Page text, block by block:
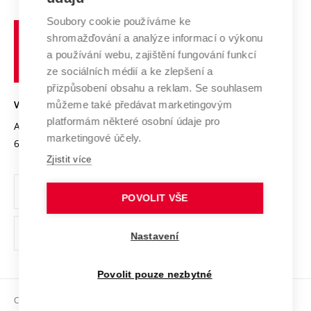
Systém zajišťování kvality výzkumu
Výzkumné infrastruktury
Transfer znalostí
Open Science
Projekty
Projekty ze strukturálních fondů
Specifický výzkum
Spolupráce se školami
Mezinárodní dohody
Univerzitní sítě
Profil univerzity
Udržitelná univerzita
Podnikavá univerzita / ContriBUTe
Bezpečná univerzita
Vyznamenání
Organizační struktura
Ochrana osobních údajů
odkaz)
Sociální bezpečí
učení
technické
Brně
VYSOKÉ UČENÍ TECHNICKÉ V BRNĚ
Antonínská 548/1
602 00 Brno
www.vut.cz
vut@vutbr.cz
Copyright © 2026 VUT
Soubory cookie používáme ke
shromažďování a analýze informací o výkonu
a používání webu, zajištění fungování funkcí
ze sociálních médií a ke zlepšení a
přizpůsobení obsahu a reklam. Se souhlasem
můžeme také předávat marketingovým
platformám některé osobní údaje pro
marketingové účely.
Zjistit více
POVOLIT VŠE
Nastavení
Povolit pouze nezbytné